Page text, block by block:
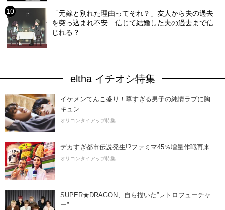
「元嫁と別れた理由ってそれ？」友人から夫の過去
を突っ込まれ不安…信じて結婚した夫の過去まで信
じれる？
eltha イチオシ特集
イケメンてんこ盛り！尊すぎる男子の純情ラブに胸
キュン
オリコンタイアップ特集
デカすぎ都市伝説発生!?ファミマ45％増量作戦再来
オリコンタイアップ特集
SUPER★DRAGON、自ら描いた”レトロフューチャ
ー”